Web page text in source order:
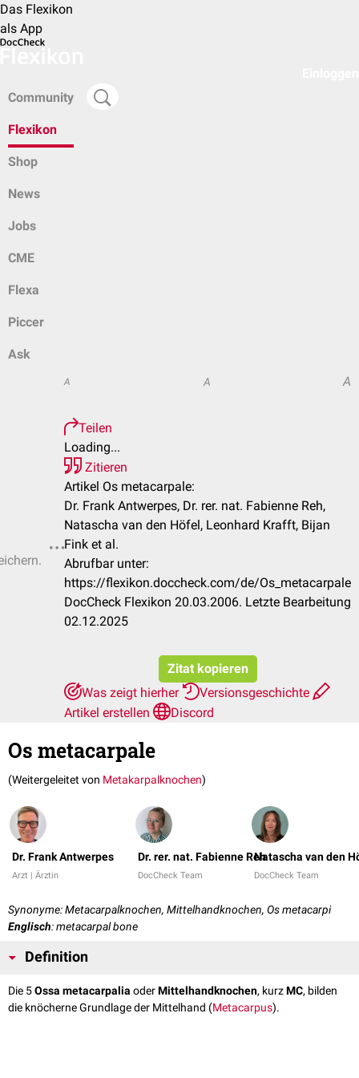
Das Flexikon
als App
Community
Flexikon
Shop
News
Jobs
CME
Flexa
Piccer
Ask
A A A
Teilen
Loading...
Zitieren
Artikel Os metacarpale:
Dr. Frank Antwerpes, Dr. rer. nat. Fabienne Reh,
Natascha van den Höfel, Leonhard Krafft, Bijan
Fink et al.
Abrufbar unter:
https://flexikon.doccheck.com/de/Os_metacarpale
DocCheck Flexikon 20.03.2006. Letzte Bearbeitung
02.12.2025
Zitat kopieren
Was zeigt hierher
Versionsgeschichte
Artikel erstellen
Discord
Os metacarpale
(Weitergeleitet von Metakarpalknochen)
Dr. Frank Antwerpes
Arzt | Ärztin
Dr. rer. nat. Fabienne Reh
DocCheck Team
Natascha van den
DocCheck Team
Synonyme: Metacarpalknochen, Mittelhandknochen, Os metacarpi
Englisch: metacarpal bone
Definition
Die 5Ossa metacarpalia oderMittelhandknochen, kurzMC, bilden
die knöcherne Grundlage der Mittelhand (Metacarpus).